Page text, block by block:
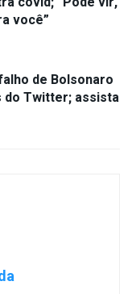
você”
de Bolsonaro
do Twitter; assista